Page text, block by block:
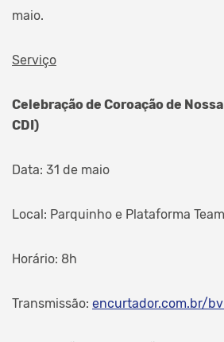
maio.
Serviço
Celebração de Coroação de
CDI)
Data: 31 de maio
Local: Parquinho e Plataforma
Horário: 8h
Transmissão: encurtador.com.br/